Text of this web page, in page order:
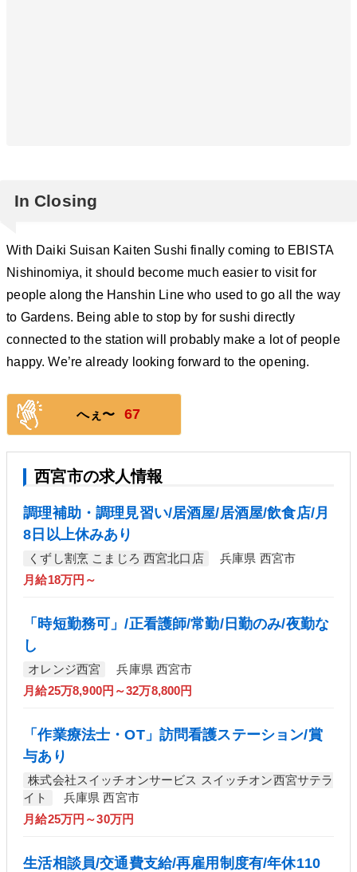
In Closing
With Daiki Suisan Kaiten Sushi finally coming to EBISTA
Nishinomiya, it should become much easier to visit for
people along the Hanshin Line who used to go all the way
to Gardens. Being able to stop by for sushi directly
connected to the station will probably make a lot of people
happy. We’re already looking forward to the opening.
へぇ〜 67
西宮市の求人情報
調理補助・調理見習い/居酒屋/居酒屋/飲食店/月
8日以上休みあり
くずし割烹 こまじろ 西宮北口店
兵庫県 西宮市
月給18万円～
「時短勤務可」/正看護師/常勤/日勤のみ/夜勤な
し
オレンジ西宮
兵庫県 西宮市
月給25万8,900円～32万8,800円
「作業療法士・OT」訪問看護ステーション/賞
与あり
株式会社スイッチオンサービス スイッチオン西宮サテラ
イト
兵庫県 西宮市
月給25万円～30万円
生活相談員/交通費支給/再雇用制度有/年休110